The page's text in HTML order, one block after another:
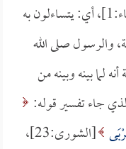
[النساء:1]، أي: يتساءلون به
والرسول صلى الله
لما بينه وبينه من
جاء تفسير قوله:
[الشورى:23]،